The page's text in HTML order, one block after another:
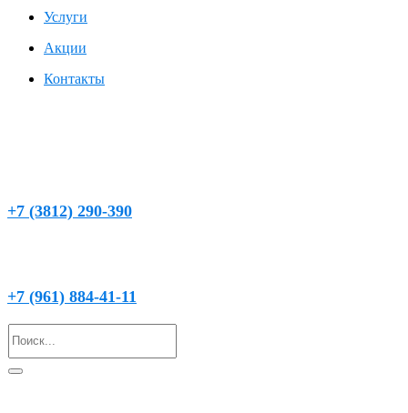
Услуги
Акции
Контакты
+7 (3812) 290-390
+7 (961) 884-41-11